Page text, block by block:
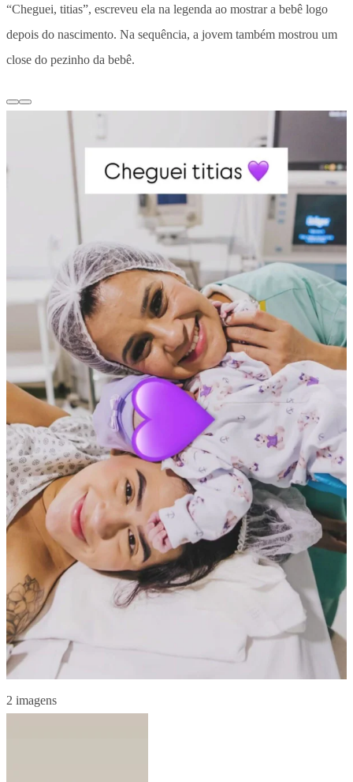
“Cheguei, titias”, escreveu ela na legenda ao mostrar a bebê logo
depois do nascimento. Na sequência, a jovem também mostrou um
close do pezinho da bebê.
2 imagens